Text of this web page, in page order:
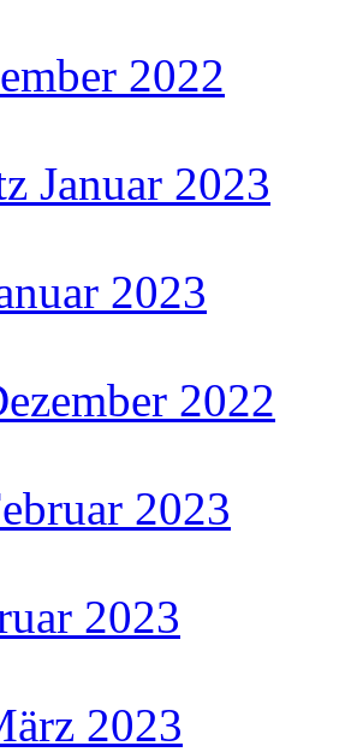
2022
Januar 2023
2023
2022
2023
2023
2023